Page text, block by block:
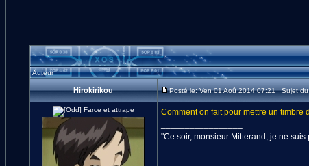
Auteur
Hirokirikou Posté le: Ven 01 Aoû 2014 07:21 Sujet du
Comment on fait pour mettre un timbre
"Ce soir, monsieur Mitterand, je ne